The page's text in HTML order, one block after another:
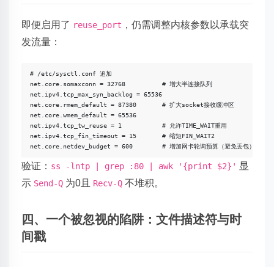
即便启用了 reuse_port ，仍需调整内核参数以承载突
发流量：
# /etc/sysctl.conf 追加
net.core.somaxconn = 32768          # 增大半连接队列
net.ipv4.tcp_max_syn_backlog = 65536
net.core.rmem_default = 87380       # 扩大socket接收缓冲区
net.core.wmem_default = 65536
net.ipv4.tcp_tw_reuse = 1           # 允许TIME_WAIT重用
net.ipv4.tcp_fin_timeout = 15       # 缩短FIN_WAIT2
验证： ss -lntp | grep :80 | awk '{print $2}' 显
示 Send-Q 为0且 Recv-Q 不堆积。
四、一个被忽视的陷阱：文件描述符与时
间戳